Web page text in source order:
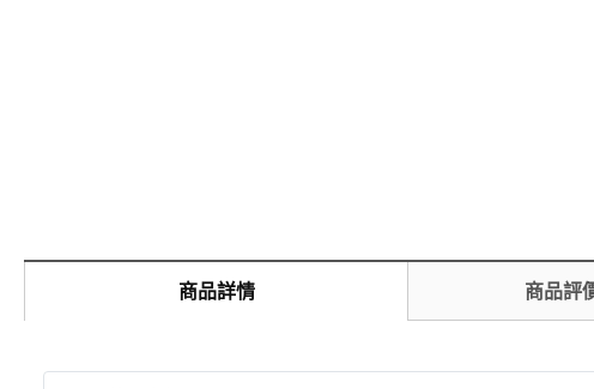
商品詳情 商品評